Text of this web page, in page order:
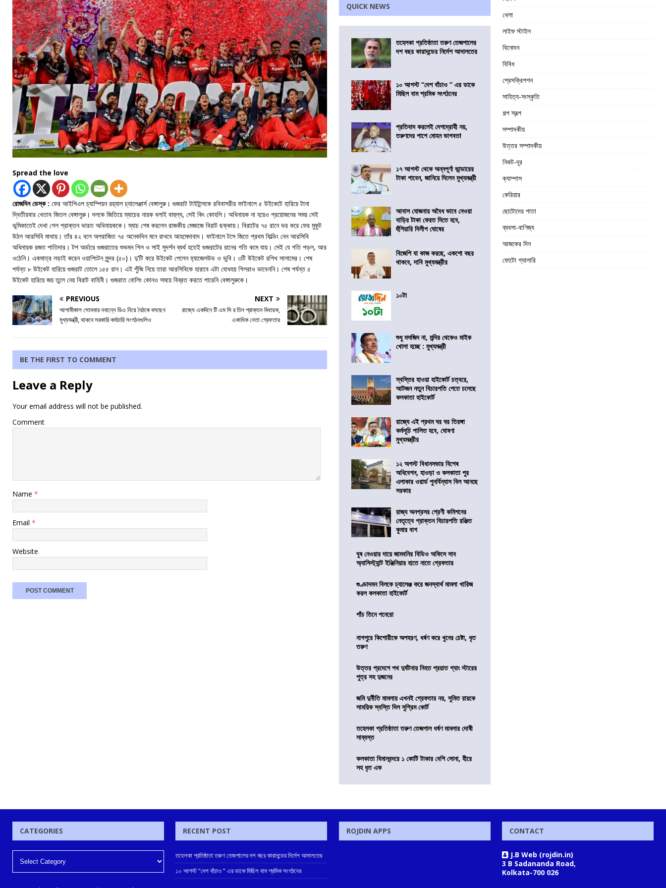
Spread the love
রোজদিন ডেস্ক : ফের আইপিএল চ্যাম্পিয়ন রয়্যাল চ্যালেঞ্জার্স বেঙ্গালুরু। গুজরাট টাইটান্সকে রবিবাসরীয় ফাইনালে ৫ উইকেটে হারিয়ে টানা
দ্বিতীয়বার খেতাব জিতল বেঙ্গালুরু। দলকে জিতিয়ে ম্যাচের নায়ক বলাই বাহুল্য, সেই কিং কোহলি। অধিনায়ক না হয়েও প্রয়োজনের সময় সেই
ভূমিকাতেই দেখা গেল প্রাক্তন ভারত অধিনায়ককে। ম্যাচ শেষ করলেন রাজকীয় মেজাজে বিরাট ছক্কায়। বিরাটের ৭৫ রানে ভর করে ফের মুকুট
উঠল আরসিবি মাথায়। তাঁর ৪২ বলে অপরাজিত ৭৫ অনেকদিন মনে রাখবে আহমেদাবাদ। ফাইনালে টসে জিতে প্রথম ফিল্ডিং নেন আরসিবি
অধিনায়ক রজত পাতিদার। টপ অর্ডারে গুজরাতের শুভমন গিল ও সাই সুদর্শন ব্যর্থ হতেই গুজরাটের রানের গতি কমে যায়। সেই যে গতি পড়ল, আর
ওঠেনি। একমাত্র লড়াই করেন ওয়াশিংটন সুন্দর (৫০)। দু’টি করে উইকেট পেলেন হ্যাজেলউড ও ভুবি। ৩টি উইকেট রশিখ সালামের। শেষ
পর্যন্ত ৮ উইকেট হারিয়ে গুজরাট তোলে ১৫৫ রান। এই পুঁজি নিয়ে তারা আরসিবিকে হারাবে এটা বোধহয় গিলরাও ভাবেননি। শেষ পর্যন্ত ৫
উইকেট হারিয়ে জয় তুলে নেয় বিরাট বাহিনী। গুজরাত বোলিং কোনও সময়ে বিব্রত করতে পারেনি বেঙ্গালুরুকে।
PREVIOUS
আগামীকাল সোমবার নবান্নে ডিএ নিয়ে বৈঠকে বসছেন
মুখ্যমন্ত্রী, থাকবে সরকারি কর্মচারি সংগঠনগুলিও
NEXT
রাজ্যে একদিনে টি এম সি র তিন প্রাক্তন বিধায়ক,
একাধিক নেতা গ্রেফতার
BE THE FIRST TO COMMENT
Leave a Reply
Your email address will not be published.
Comment
Name *
Email *
Website
QUICK NEWS
তহেলকা প্রতিষ্ঠাতা তরুণ তেজপালের
দশ বছর কারাদন্ডের নির্দেশ আদালতের
১০ আগস্ট “দেশ বাঁচাও ” এর ডাকে
মিছিল বাম শ্রমিক সংগঠনের
প্রতিবাদ করলেই দেশদ্রোহী নয়,
তরুণদের পাশে মোহন ভাগবত!
১৭ আগস্ট থেকে অন্নপূর্ণা ভান্ডারের
টাকা পাবেন, জানিয়ে দিলেন মুখ্যমন্ত্রী
আবাস যোজনায় অবৈধ ভাবে নেওয়া
বাড়ির টাকা ফেরত দিতে হবে,
হুঁশিয়ারি দিলীপ ঘোষের
বিজেপি যা কাজ করছে, একশো বছর
থাকবে, দাবি মুখ্যমন্ত্রীর
১০টা
শুধু মসজিদ না, মন্দির থেকেও মাইক
খোলা হচ্ছে : মুখ্যমন্ত্রী
স্বস্তির হাওয়া হাইকোর্ট চত্বরে,
আটজন নতুন বিচারপতি পেতে চলেছে
কলকাতা হাইকোর্ট
রাজ্যে এই প্রথম ঘর ঘর তিরঙ্গা
কর্মসূচি পালিত হবে, ঘোষণা
মুখ্যমন্ত্রীর
১২ অগস্ট বিধানসভার বিশেষ
অধিবেশন, হাওড়া ও কলকাতা পুর
এলাকার ওয়ার্ড পুনর্বিন্যাস বিল আনছে
সরকার
রাজ্য অনগ্রসর শ্রেণী কমিশনের
নেতৃত্বে প্রাক্তন বিচারপতি রঞ্জিত
কুমার বাগ
ঘুষ নেওয়ার দায়ে জামবনির বিডিও অফিসে সাব
অ্যাসিস্ট্যান্ট ইঞ্জিনিয়ার হাতে নাতে গ্রেফতার
গুণ্ডাদমন বিলকে চ্যালেঞ্জ করে জনস্বার্থ মামলা খারিজ
করল কলকাতা হাইকোর্ট
পাঁচ তিনে পনেরো
নাগপুরে কিশোরীকে অপহরণ, ধর্ষণ করে খুনের চেষ্টা, ধৃত
তরুণ
উত্তর প্রদেশে পথ দুর্ঘটনায় নিহত প্রয়াত গ্যাং স্টারের
পুত্র সহ দুজনের
জমি দুর্নীতি মামলায় এখনই গ্রেফতার নয়, সুমিত রায়কে
সাময়িক স্বস্তি দিল সুপ্রিম কোর্ট
তহেলকা প্রতিষ্ঠাতা তরুণ তেজপাল ধর্ষণ মামলার দোষী
সাব্যস্ত
কলকাতা বিমানবন্দরে ১ কোটি টাকার বেশি সোনা, হীরে
সহ ধৃত এক
খেলা
লাইফ স্টাইল
বিনোদন
বিবিধ
প্রেসক্রিপশন
সাহিত্য-সংস্কৃতি
গল্প স্বল্প
সম্পাদকীয়
উত্তর সম্পাদকীয়
নিকট-দূর
ক্যাম্পাস
কেরিয়ার
ছোটোদের পাতা
ব্যবসা-বাণিজ্য
আজকের দিন
ফোটো গ্যালারি
CATEGORIES RECENT POST
তহেলকা প্রতিষ্ঠাতা তরুণ তেজপালের দশ বছর কারাদন্ডের নির্দেশ আদালতের
১০ আগস্ট “দেশ বাঁচাও ” এর ডাকে মিছিল বাম শ্রমিক সংগঠনের
ROJDIN APPS CONTACT
J.B Web (rojdin.in)
3 B Sadananda Road,
Kolkata-700 026